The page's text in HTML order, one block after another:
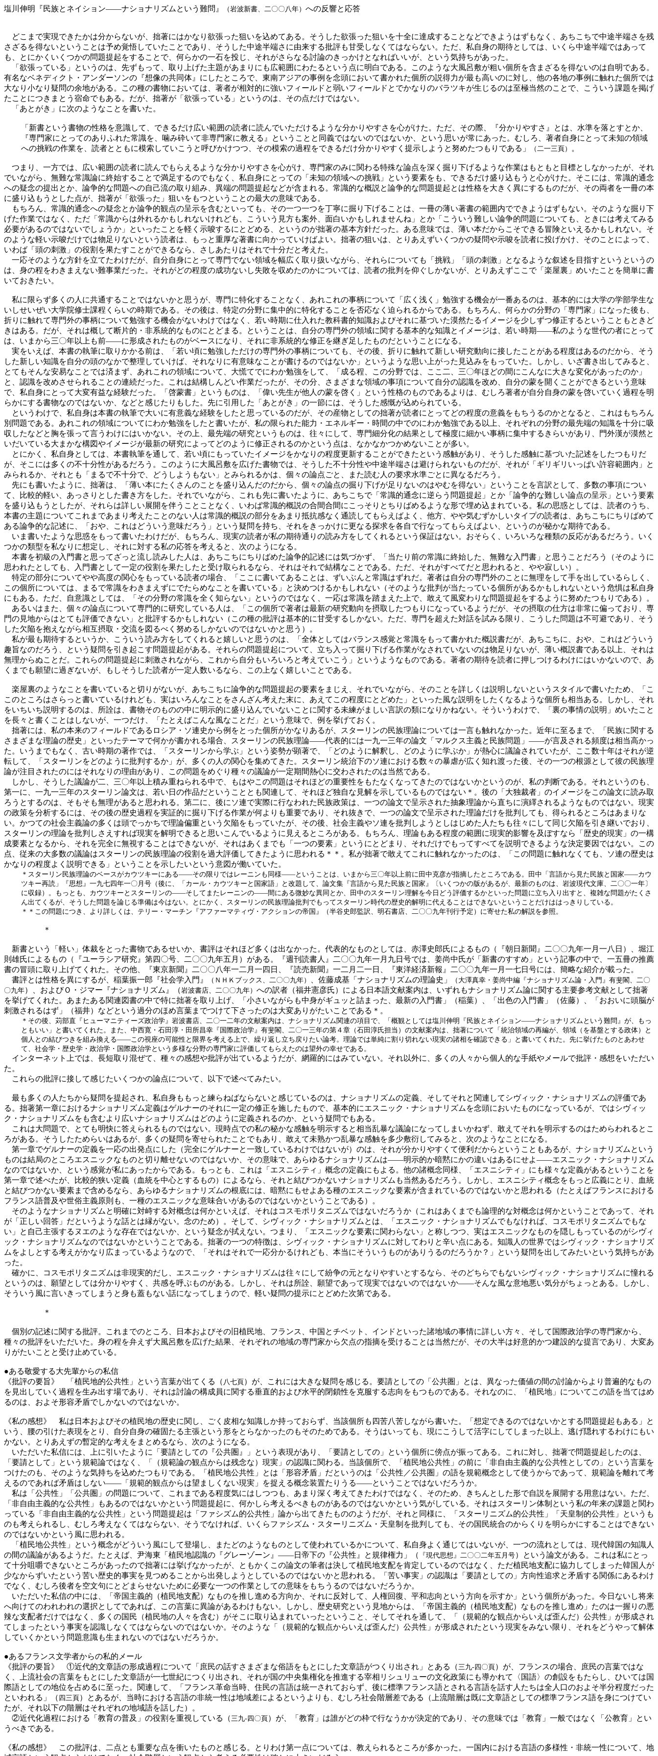
塩川伸明『民族とネイション――ナショナリズムという難問』 （岩波新書、二〇〇八年） への反響と応答
どこまで実現できたかは分からないが、拙著にはかなり欲張った狙いを込めてある。そうした欲張った狙いを十全に達成することなどできようはずもなく、あちこちで中途半端さを残
さざるを得ないということは予め覚悟していたことであり、そうした中途半端さに由来する批評も甘受しなくてはならない。ただ、私自身の期待としては、いくら中途半端ではあって
も、とにかくいくつかの問題提起をすることで、何らかの一石を投じ、それがさらなる討論のきっかけとなればいいが、という気持ちがあった。
「欲張っている」というのは、先ずもって、取り上げた主題があまりにも広範囲にわたるという点に明白である。このような大風呂敷が粗い個所を含まざるを得ないのは自明である。
有名なベネディクト・アンダーソンの『想像の共同体』にしたところで、東南アジアの事例を念頭において書かれた個所の説得力が最も高いのに対し、他の各地の事例に触れた個所では
大なり小なり疑問の余地がある。この種の書物においては、著者が相対的に強いフィールドと弱いフィールドとでかなりのバラツキが生じるのは至極当然のことで、こういう課題を掲げ
たことにつきまとう宿命でもある。だが、拙著が「欲張っている」というのは、その点だけではない。
「あとがき」に次のようなことを書いた。
「新書という書物の性格を意識して、できるだけ広い範囲の読者に読んでいただけるような分かりやすさを心がけた。ただ、その際、『分かりやすさ』とは、水準を落とすとか、
『専門家にとってのありふれた常識を、噛み砕いて非専門家に教える』ということと同義ではないのではないか、という思いが常にあった。むしろ、著者自身にとって未知の領域
への挑戦の作業を、読者とともに模索していこうと呼びかけつつ、その模索の過程をできるだけ分かりやすく提示しようと努めたつもりである」
（二一三頁） 。
つまり、一方では、広い範囲の読者に読んでもらえるような分かりやすさを心がけ、専門家のみに関わる特殊な論点を深く掘り下げるような作業はもともと目標としなかったが、それ
でいながら、無難な常識論に終始することで満足するのでもなく、私自身にとっての「未知の領域への挑戦」という要素をも、できるだけ盛り込もうと心がけた。そこには、常識的通念
への疑念の提出とか、論争的な問題への自己流の取り組み、異端の問題提起などが含まれる。常識的な概説と論争的な問題提起とは性格を大きく異にするものだが、その両者を一冊の本
に盛り込もうとした点が、拙著が「欲張った」狙いをもつということの最大の意味である。
もちろん、常識的通念への疑念とか論争的観点の呈示を含むといっても、その一つ一つを丁寧に掘り下げることは、一冊の薄い著書の範囲内でできようはずもない。そのような掘り下
げた作業ではなく、ただ「常識からは外れるかもしれないけれども、こういう見方も案外、面白いかもしれませんね」とか「こういう難しい論争的問題についても、ときには考えてみる
必要があるのではないでしょうか」といったことを軽く示唆するにとどめる、というのが拙著の基本方針だった。ある意味では、薄い本だからこそできる冒険といえるかもしれない。そ
のような軽い示唆だけでは物足りないという読者は、もっと重厚な著書に向かっていけばよい。拙著の狙いは、とりあえずいくつかの疑問や示唆を読者に投げかけ、そのことによって、
いわば「頭の刺激」の役割を果たすことができるなら、さしあたりはそれで十分だと考えた。
一応そのような方針を立てたわけだが、自分自身にとって専門でない領域を幅広く取り扱いながら、それらについても「挑戦」「頭の刺激」となるような叙述を目指すというというの
は、身の程をわきまえない難事業だった。それがどの程度の成功ないし失敗を収めたのかについては、読者の批判を仰ぐしかないが、とりあえずここで「楽屋裏」めいたことを簡単に書
いておきたい。
私に限らず多くの人に共通することではないかと思うが、専門に特化することなく、あれこれの事柄について「広く浅く」勉強する機会が一番あるのは、基本的には大学の学部学生な
いしせいぜい大学院修士課程くらいの時期である。その後は、特定の分野に集中的に特化することを否応なく迫られるからである。もちろん、何らかの分野の「専門家」になった後も、
折りに触れて専門外の事柄について勉強する機会がないわけではなく、若い時期に仕入れた教科書的知識およびそれに基づいた漠然たるイメージを少しずつ修正するということもときど
きはある。だが、それは概して断片的・非系統的なものにとどまる。ということは、自分の専門外の領域に関する基本的な知識とイメージは、若い時期――私のような世代の者にとって
は、いまから三〇年以上も前――に形成されたものがベースになり、それに非系統的な修正を継ぎ足したものだということになる。
実をいえば、本書の執筆に取りかかる前は、「若い頃に勉強しただけの専門外の事柄についても、その後、折りに触れて新しい研究動向に接したことがある程度はあるのだから、そう
した新しい知識を自分の頭のなかで整理していけば、それなりに有意味なことが書けるのではないか」というような思い上がった見込みをもっていた。しかし、いざ書き出してみると、
とてもそんな安易なことでは済まず、あれこれの領域について、大慌てでにわか勉強をして、「成る程、この分野では、ここ二、三〇年ほどの間にこんなに大きな変化があったのか」
と、認識を改めさせられることの連続だった。これは結構しんどい作業だったが、その分、さまざまな領域の事項について自分の認識を改め、自分の蒙を開くことができるという意味
で、私自身にとって大変有益な経験だった。「啓蒙書」というものは、「偉い先生が他人の蒙を啓く」という性格のものであるよりは、むしろ著者が自分自身の蒙を啓いていく過程を明
らかにする書物なのではないか、などと感じたりもした。先に引用した「あとがき」の一節には、そうした感慨が込められている。
というわけで、私自身は本書の執筆で大いに有意義な経験をしたと思っているのだが、その産物としての拙著が読者にとってどの程度の意義をもちうるのかとなると、これはもちろん
別問題である。あれこれの領域についてにわか勉強をしたと書いたが、私の限られた能力・エネルギー・時間の中でのにわか勉強である以上、それぞれの分野の最先端の知識を十分に吸
収したなどと胸を張って言うわけにはいかない。その上、最先端の研究というものは、往々にして、専門細分化の結果として極度に細かい事柄に集中するきらいがあり、門外漢が漠然と
いだいている大まかな構図やイメージが最新の研究によってどのように修正されるのかという点は、なかなかつかめないことが多い。
とにかく、私自身としては、本書執筆を通して、若い頃にもっていたイメージをかなりの程度更新することができたという感触があり、そうした感触に基づいた記述をしたつもりだ
が、そこには多くの不十分性があるだろう。このように大風呂敷を広げた書物では、そうした不十分性や中途半端さは避けられないものだが、それが「ギリギリいっぱい許容範囲内」と
みられるか、それとも「まるで不十分で、どうしようもない」とみられるかは、個々の論点ごと、また読む人の要求水準ごとに異なるだろう。
先にも書いたように、拙著は、「薄い本にたくさんのことを盛り込んだのだから、個々の論点の掘り下げが足りないのはやむを得ない」ということを言訳として、多数の事項につい
て、比較的軽い、あっさりとした書き方をした。それでいながら、これも先に書いたように、あちこちで「常識的通念に逆らう問題提起」とか「論争的な難しい論点の呈示」という要素
を盛り込もうとしたが、それらは詳しい展開を伴うことことなく、いわば常識的概説の合間合間にこっそりとちりばめるような形で埋め込まれている。私の思惑としては、読者のうち、
本書の主題についてこれまであまり考えたことのない人は常識的概説の部分をあまり抵抗感なく通読してもらえばよく、他方、やや気むずかしいタイプの読者は、あちこちにちりばめて
ある論争的な記述に、「おや、これはどういう意味だろう」という疑問を持ち、それをきっかけに更なる探求を各自で行なってもらえばよい、というのが秘かな期待である。
いま書いたような思惑をもって書いたわけだが、もちろん、現実の読者が私の期待通りの読み方をしてくれるという保証はない。おそらく、いろいろな種類の反応があるだろう。いく
つかの類型を私なりに想定し、それに対する私の応答を考えると、次のようになる。
本書を初級の入門書と思ってざっと流し読みした人は、あちこちにちりばめた論争的記述には気づかず、「当たり前の常識に終始した、無難な入門書」と思うことだろう（そのように
思われたとしても、入門書として一定の役割を果たしたと受け取られるなら、それはそれで結構なことである。ただ、それがすべてだと思われると、やや寂しい）。
特定の部分についてやや高度の関心をもっている読者の場合、「ここに書いてあることは、ずいぶんと常識はずれだ。著者は自分の専門外のことに無理をして手を出しているらしく、
この個所については、まるで常識をわきまえずにでたらめなことを書いている」と決めつけるかもしれない（そのような批判が当たっている個所があるかもしれないという危惧は私自身
にもある。ただ、自意識としては、「その分野の常識を全く知らない」というのではなく、一応は常識を踏まえた上で、敢えて風変わりな問題提起をするように努めたつもりである）。
あるいはまた、個々の論点について専門的に研究している人は、「この個所で著者は最新の研究動向を摂取したつもりになっているようだが、その摂取の仕方は非常に偏っており、専
門の見地からはとても評価できない」と批評するかもしれない（この種の批評は基本的に甘受するしかない。ただ、専門を超えた対話を試みる限り、こうした問題は不可避であり、そう
した欠陥を抱えながら相互摂取・交流を図るべく努めるしかないのではないかと思う）。
私が最も期待するというか、こういう読み方をしてくれると嬉しいと思うのは、「全体としてはバランス感覚と常識をもって書かれた概説書だが、あちこちに、おや、これはどういう
趣旨なのだろう、という疑問を引き起こす問題提起がある。それらの問題提起について、立ち入って掘り下げる作業がなされていないのは物足りないが、薄い概説書である以上、それは
無理からぬことだ。これらの問題提起に刺激されながら、これから自分もいろいろと考えていこう」というようなものである。著者の期待を読者に押しつけるわけにはいかないので、あ
くまでも願望に過ぎないが、もしそうした読者が一定人数いるなら、この上なく嬉しいことである。
楽屋裏のようなことを書いていると切りがないが、あちこちに論争的な問題提起の要素をまじえ、それでいながら、そのことを詳しくは説明しないというスタイルで書いたため、「こ
このところはさらっと書いているけれども、実はいろんなことをさんざん考えた末に、あえてこの程度にとどめた」といった風な説明をしたくなるような個所も相当ある。しかし、それ
をいちいち説明するのは、所詮は、書物そのものの中に明示的に盛り込んでいないことに関する未練がましい言訳の類になりかねない。そういうわけで、「裏の事情の説明」めいたこと
を長々と書くことはしないが、一つだけ、「たとえばこんな風なことだ」という意味で、例を挙げておく。
拙著には、私の本来のフィールドであるロシア・ソ連史から例をとった個所がかなりあるが、スターリンの民族理論については一言も触れなかった。近年に至るまで、「民族に関する
さまざまな理論の歴史」といったテーマで何かが書かれる場合、スターリンの民族理論――代表的には一九一三年の論文「マルクス主義と民族問題」――が言及される頻度は相当高かっ
た。いうまでもなく、古い時期の著作では、「スターリンから学ぶ」という姿勢が顕著で、「どのように解釈し、どのように学ぶか」が熱心に議論されていたが、ここ数十年はそれが逆
転して、「スターリンをどのように批判するか」が、多くの人の関心を集めてきた。スターリン統治下のソ連における数々の暴虐が広く知れ渡った後、その一つの根源として彼の民族理
論が注目されたのにはそれなりの理由があり、この問題をめぐり種々の議論が一定期間熱心に交わされたのは当然である。
しかし、そうした議論が二、三〇年以上積み重ねられる中で、もはやこの問題はそれほどの重要性をもたなくなってきたのではないかというのが、私の判断である。それというのも、
第一に、一九一三年のスターリン論文は、若い日の作品だということとも関連して、それほど独自な見解を示しているものではない＊。後の「大独裁者」のイメージをこの論文に読み取
ろうとするのは、そもそも無理があると思われる。第二に、後にソ連で実際に行なわれた民族政策は、一つの論文で呈示された抽象理論から直ちに演繹されるようなものではない。現実
の政策を分析するには、その後の歴史過程を実証的に掘り下げる作業が何よりも重要であり、それ抜きで、一つの論文で呈示された理論だけを批判しても、得られるところはあまりな
い。かつての社会主義論の多くは頭でっかちで理論偏重という欠陥をもっていたが、その後、社会主義やソ連を批判しようとしはじめた人たちも往々にして同じ欠陥を引き継いでおり、
スターリンの理論を批判しさえすれば現実を解明できると思いこんでいるように見えるところがある。もちろん、理論もある程度の範囲に現実的影響を及ぼすなら「歴史的現実」の一構
成要素となるから、それを完全に無視することはできないが、それはあくまでも「一つの要素」というにとどまり、それだけでもってすべてを説明できるような決定要因ではない。この
点、従来の大多数の議論はスターリンの民族理論の役割を過大評価してきたように思われる＊＊。私が拙著で敢えてこれに触れなかったのは、「この問題に触れなくても、ソ連の歴史は
かなりの程度よく説明できる」ということを示したいという意図が働いていた。
＊スターリン民族理論のベースがカウツキーにある――その限りではレーニンも同様――ということは、いまから三〇年以上前に田中克彦が指摘したところである。田中「言語から見た民族と国家――カウ
ツキー再読」『思想』一九七四年一〇月号（後に、「カール・カウツキーと国家語」と改題して、論文集『言語から見た民族と国家』〔いくつかの版があるが、最新のものは、岩波現代文庫、二〇〇一年〕
に収録）。もっとも、カウツキーとスターリンの――そしてまたレーニンの――間にある微妙な異同とか、田中のスターリン理解を今日どう評価するかといった問題に立ち入り出すと、複雑な問題がたくさ
ん出てくるが、そうした問題を論じる準備は今はない。とにかく、スターリンの民族理論批判でもってスターリン時代の歴史的解明に代えることはできないということだけははっきりしている。
＊＊この問題につき、より詳しくは、テリー・マーチン『アファーマティヴ・アクションの帝国』（半谷史郎監訳、明石書店、二〇〇九年刊行予定）に寄せた私の解説を参照。
＊
新書という「軽い」体裁をとった書物であるせいか、書評はそれほど多くは出なかった。代表的なものとしては、赤澤史郎氏によるもの（『朝日新聞』二〇〇九年一月一八日）、堀江
則雄氏によるもの（『ユーラシア研究』第四〇号、二〇〇九年五月）がある。『週刊読書人』二〇〇九年一月九日号では、姜尚中氏が「新書のすすめ」という記事の中で、一五冊の推薦
書の冒頭に取り上げてくれた。その他、『東京新聞』二〇〇八年一二月一四日、『読売新聞』一二月二一日、『東洋経済新報』二〇〇九年一月一七日号には、簡略な紹介が載った。
書評とは性格を異にするが、稲葉振一郎『社会学入門』
（ＮＨＫブックス、二〇〇九年） 、佐藤成基「ナショナリズムの理論史」
（大澤真幸・姜尚中編『ナショナリズム論・入門』有斐閣、二〇
〇九年）、およびＯ・ジマー『ナショナリズム』（岩波書店、二〇〇九年） への訳者（福井憲彦氏）による日本語文献案内は、いずれもナショナリズム論に関する主要参考文献として拙著
を挙げてくれた。あまたある関連図書の中で特に拙著を取り上げ、「小さいながらも中身がギュッと詰まった、最新の入門書」（稲葉）、「出色の入門書」（佐藤）、「おおいに頭脳が
刺激されるはず」（福井）などという過分のほめ言葉までつけて下さったのは大変ありがたいことである＊。
＊その後、苅部直『ヒューマニティーズ政治学』岩波書店、二〇一二年の文献案内は、ナショナリズム関連の項目で、「概観としては塩川伸明『民族とネイション――ナショナリズムという難問』が、もっ
ともいい」と書いてくれた。また、中西寛・石田淳・田所昌幸『国際政治学』有斐閣、二〇一三年の第４章（石田淳氏担当）の文献案内は、拙著について「統治領域の再編が、領域（を基盤とする政体）と
個人との結びつきを組み換える――この視座の可能性と限界を考える上で、繰り返し立ち戻りたい論考。理論では単純に割り切れない現実の諸相を確認できる」と書いてくれた。先に挙げたものとあわせ
て、社会学・歴史学・政治学・国際政治学という多様な分野の専門家に評価してもらえたのは望外の幸せである。
インターネット上では、長短取り混ぜて、種々の感想や批評が出ているようだが、網羅的にはみていない。それ以外に、多くの人々から個人的な手紙やメールで批評・感想をいただい
た。
これらの批評に接して感じたいくつかの論点について、以下で述べてみたい。
最も多くの人たちから疑問を提起され、私自身ももっと練らねばならないと感じているのは、ナショナリズムの定義、そしてそれと関連してシヴィック・ナショナリズムの評価であ
る。拙著第一章におけるナショナリズム定義はゲルナーのそれに一定の修正を施したもので、基本的にエスニック・ナショナリズムを念頭においたものになっているが、ではシヴィッ
ク・ナショナリズムをも含むより広いナショナリズムはどのように定義されるのか、という疑問でもある。
これは大問題で、とても明快に答えられるものではない。現時点での私の秘かな感触を明示すると相当乱暴な議論になってしまいかねず、敢えてそれを明示するのはためらわれるとこ
ろがある。そうしたためらいはあるが、多くの疑問を寄せられたことでもあり、敢えて未熟かつ乱暴な感触を多少敷衍してみると、次のようなことになる。
第一章でゲルナーの定義を一応の出発点にした（完全にゲルナーと一致しているわけではないが）のは、それが分かりやすくて便利だからということもあるが、ナショナリズムという
ものは結局のところエスニックなものと切り離せないのではないか、その意味で、あらゆるナショナリズムは――明示的か暗黙にかの違いはあるにせよ――エスニック・ナショナリズム
なのではないか、という感覚が私にあったからである。もっとも、これは「エスニシティ」概念の定義にもよる。他の諸概念同様、「エスニシティ」にも様々な定義があるということを
第一章で述べたが、比較的狭い定義（血統を中心とするもの）によるなら、それと結びつかないナショナリズムも当然あるだろう。しかし、エスニシティ概念をもっと広義にとり、血統
と結びつかない要素まで含めるなら、あらゆるナショナリズムの根底には、暗黙にもせよある種のエスニックな要素が含まれているのではないかと思われる（たとえばフランスにおける
フランス語普及や世俗主義原則も、一種のエスニックな意味合いがあるのではないかということである）。
そのようなナショナリズムと明確に対峙する対概念は何かといえば、それはコスモポリタニズムではないだろうか（これはあくまでも論理的な対概念は何かということであって、それ
が「正しい回答」だというような話とは縁がない。念のため）。そして、シヴィック・ナショナリズムとは、「エスニック・ナショナリズムでもなければ、コスモポリタニズムでもな
い」と自己主張するヌエのような存在ではないか、という疑念が拭えない。つまり、「エスニックな要素に関わらない」と称しつつ、実はエスニックなものを隠しもっているのがシヴィ
ック・ナショナリズムなのではないかということである。拙著の一つの特徴は、シヴィック・ナショナリズムに対してわりと辛い点にある。知識人の世界ではシヴィック・ナショナリズ
ムをよしとする考えがかなり広まっているようなので、「それはそれで一応分かるけれども、本当にそういうものがありうるのだろうか？」という疑問を出してみたいという気持ちがあ
った。
確かに、コスモポリタニズムは非現実的だし、エスニック・ナショナリズムは往々にして紛争の元となりやすいとするなら、そのどちらでもないシヴィック・ナショナリズムに憧れる
というのは、願望としては分かりやすく、共感を呼ぶものがある。しかし、それは所詮、願望であって現実ではないのではないか――そんな風な意地悪い気分がちょっとある。しかし、
そういう風に言いきってしまうと身も蓋もない話になってしまうので、軽い疑問の提示にとどめた次第である。
＊
個別の記述に関する批評。これまでのところ、日本およびその旧植民地、フランス、中国とチベット、インドといった諸地域の事情に詳しい方々、そして国際政治学の専門家から、
種々の批評をいただいた。身の程を弁えず大風呂敷を広げた結果、それぞれの地域の専門家から欠点の指摘を受けることは当然だが、その大半は好意的かつ建設的な提言であり、大変あ
りがたいことと受け止めている。
●ある敬愛する大先輩からの私信
《批評の要旨》 「植民地的公共性」という言葉が出てくる（ 八七頁）が、これには大きな疑問を感じる。要請としての「公共圏」とは、異なった価値の間の討論からより普遍的なもの
を見出していく過程を生み出す場であり、それは討論の構成員に関する垂直的および水平的閉鎖性を克服する志向をもつものである。それなのに、「植民地」についてこの語を当てはめ
るのは、およそ形容矛盾でしかないのではないか。
《私の感想》 私は日本およびその植民地の歴史に関し、ごく皮相な知識しか持っておらず、当該個所も四苦八苦しながら書いた。「想定できるのではないかとする問題提起もある」と
いう、腰の引けた表現をとり、自分自身の確固たる主張という形をとらなかったのもそのためである。そうはいっても、現にこうして活字にしてしまった以上、逃げ隠れするわけにもい
かない。とりあえずの暫定的な考えをまとめるなら、次のようになる。
いただいた私信には、上に引いたように「要請としての『公共圏』」という表現があり、「要請としての」という個所に傍点が振ってある。これに対し、拙著で問題提起したのは、
「要請として」という規範論ではなく、「（規範論の観点からは残念な）現実」の認識に関わる。当該個所で、「植民地公共性」の前に「非自由主義的な公共性としての」という言葉を
つけたのも、そのような気持ちを込めたつもりである。「植民地公共性」とは「形容矛盾」だというのは「公共性／公共圏」の語を規範概念として使うからであって、規範論を離れて考
えるのであれば矛盾はしない――「規範的観点からは望ましくない現実」を捉える概念装置たりうる――ということではないだろうか。
私は「公共性」「公共圏」の問題について、これまである程度気にはしつつも、あまり深く考えてきたわけではなく、そのため、きちんとした形で自説を展開する用意はない。ただ、
「非自由主義的な公共性」もあるのではないかという問題提起に、何かしら考えるべきものがあるのではないかという気がしている。それはスターリン体制という私の年来の課題と関わ
っている「非自由主義的な公共性」という問題提起は「ファシズム的公共性」論から出てきたもののようだが、それと同様に、「スターリニズム的公共性」「天皇制的公共性」というも
のも考えられるし、むしろ考えなくてはならない、そうでなければ、いくらファシズム・スターリニズム・天皇制を批判しても、その国民統合のからくりを明らかにすることはできない
のではないかという風に思われる。
「植民地公共性」という概念がどういう風にして登場し、またどのようなものとして使われているかについて、私自身よく通じてはいないが、一つの流れとしては、現代韓国の知識人
の間の議論があるようだ。たとえば、尹海東「植民地認識の『グレーゾーン』――日帝下の『公共性』と規律権力」（
『現代思想』二〇〇二年五月号）という論文がある。これは私にとっ
て十分咀嚼できないところがあったので拙著には挙げなかったが、ともかくこの論文の筆者は決して植民地支配を肯定しているのではなく、ただ植民地支配に協力してしまった韓国人が
少なからずいたという苦い歴史的事実を見つめることから出発しようとしているのではないかと思われる。「苦い事実」の認識は「要請としての」方向性追求と矛盾する関係にあるわけ
でなく、むしろ後者を空文句にとどまらせないために必要な一つの作業としての意味をもちうるのではないだろうか。
いただいた私信の中には、「帝国主義的（植民地支配）なものを推し進める方向か、それに反対して、人権回復、平和志向という方向を示すか」という個所があった。今日ないし将来
へ向けてのわれわれの選択としてであれば、この言葉に異論があるわけもない。しかし、歴史研究という見地からは、「帝国主義的（植民地支配）なものを推し進め」たのは一握りの悪
辣な支配者だけではなく、多くの国民（植民地の人々を含む）がそこに取り込まれていったということ、そしてそれを通して、「（規範的な観点からいえば歪んだ）公共性」が形成され
てしまったという事実を認識しなくてはならないのではないか。そのような「（規範的な観点からいえば歪んだ）公共性」が形成されたという現実をみない限り、それをどうやって解体
していくかという問題意識も生まれないのではないだろうか。
●あるフランス文学者からの私的メール
《批評の要旨》 ①近代的文章語の形成過程について「庶民の話すさまざまな俗語をもとにした文章語がつくり出され」とある（三九‐四〇頁）が、フランスの場合、庶民の言葉ではな
く、上流社会の言葉をもとにした文章語が一七世紀につくり出され、それが国の中央集権化を推進する宰相リシュリューの文化政策にも導かれて〈国語〉の創設をもたらし、ひいては国
際語としての地位を占めるに至った。関連して、「フランス革命当時、住民の言語は統一されておらず、後に標準フランス語とされる言語を話す人たちは全人口のおよそ半分程度だった
といわれる」（四三頁）とあるが、当時における言語の非統一性は地域差によるというよりも、むしろ社会階層差である（上流階層は既に文章語としての標準フランス語を身につけてい
たが、それ以下の階層はそれぞれの地域語を話した）。
②近代化過程における「教育の普及」の役割を重視している（三九‐四〇頁）が、「教育」は誰がどの枠で行なうかが決定的であり、その意味では「教育」一般ではなく「公教育」とい
うべきである。
《私の感想》 この批評は、二点とも重要な点を衝いたものと感じる。とりわけ第一点については、教えられるところが多かった。一国内における言語の多様性・非統一性について、地